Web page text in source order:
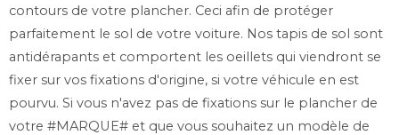
contours de votre plancher. Ceci afin de protéger
parfaitement le sol de votre voiture. Nos tapis de sol sont
antidérapants et comportent les oeillets qui viendront se
fixer sur vos fixations d'origine, si votre véhicule en est
pourvu. Si vous n'avez pas de fixations sur le plancher de
votre #MARQUE# et que vous souhaitez un modèle de